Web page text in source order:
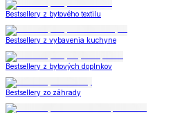
Bestsellery z bytového textilu
Bestsellery z vybavenia kuchyne
Bestsellery z bytových doplnkov
Bestsellery zo záhrady